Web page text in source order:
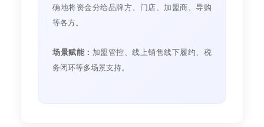
确地将资金分给品牌方、门店、加盟商、导购
等各方。
场景赋能： 加盟管控、线上销售线下履约、税
务闭环等多场景支持。